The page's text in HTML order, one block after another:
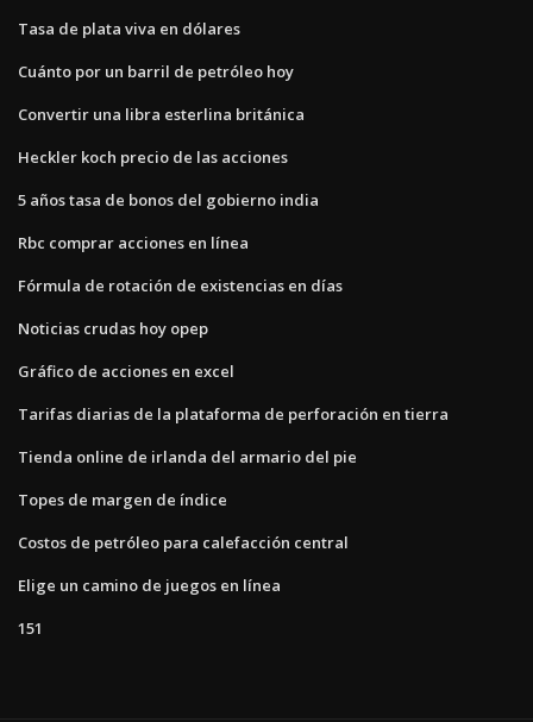
Tasa de plata viva en dólares
Cuánto por un barril de petróleo hoy
Convertir una libra esterlina británica
Heckler koch precio de las acciones
5 años tasa de bonos del gobierno india
Rbc comprar acciones en línea
Fórmula de rotación de existencias en días
Noticias crudas hoy opep
Gráfico de acciones en excel
Tarifas diarias de la plataforma de perforación en tierra
Tienda online de irlanda del armario del pie
Topes de margen de índice
Costos de petróleo para calefacción central
Elige un camino de juegos en línea
151